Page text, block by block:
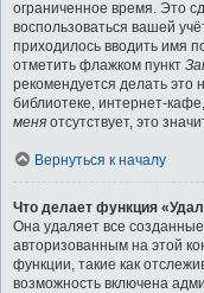
ограниченное время. Это
воспользоваться вашей
приходилось вводить имя
отметить флажком пункт
рекомендуется делать
библиотеке, интернет-
меня отсутствует, это
Вернуться к началу
Что делает функция
Она удаляет все
авторизованным на этой
функции, такие как
возможность включена